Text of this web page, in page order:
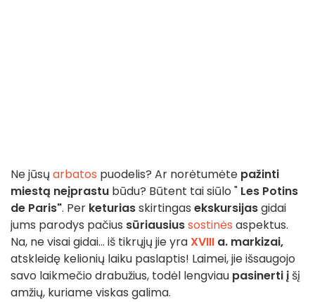
Ne jūsų arbatos puodelis? Ar norėtumėte pažinti
miestą neįprastu būdu? Būtent tai siūlo " Les Potins
de Paris". Per keturiasskirtingas ekskursijasgidai
jums parodys pačius sūriausiussostinės aspektus.
Na, ne visai gidai... iš tikrųjų jie yraXVIII a. markizai,
atskleidę kelionių laiku paslaptis! Laimei, jie išsaugojo
savo laikmečio drabužius, todėl lengviau pasinerti į šį
amžių, kuriame viskas galima.